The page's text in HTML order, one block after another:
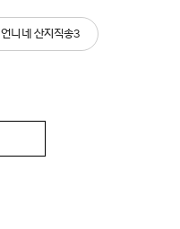
언니네 산지직송3